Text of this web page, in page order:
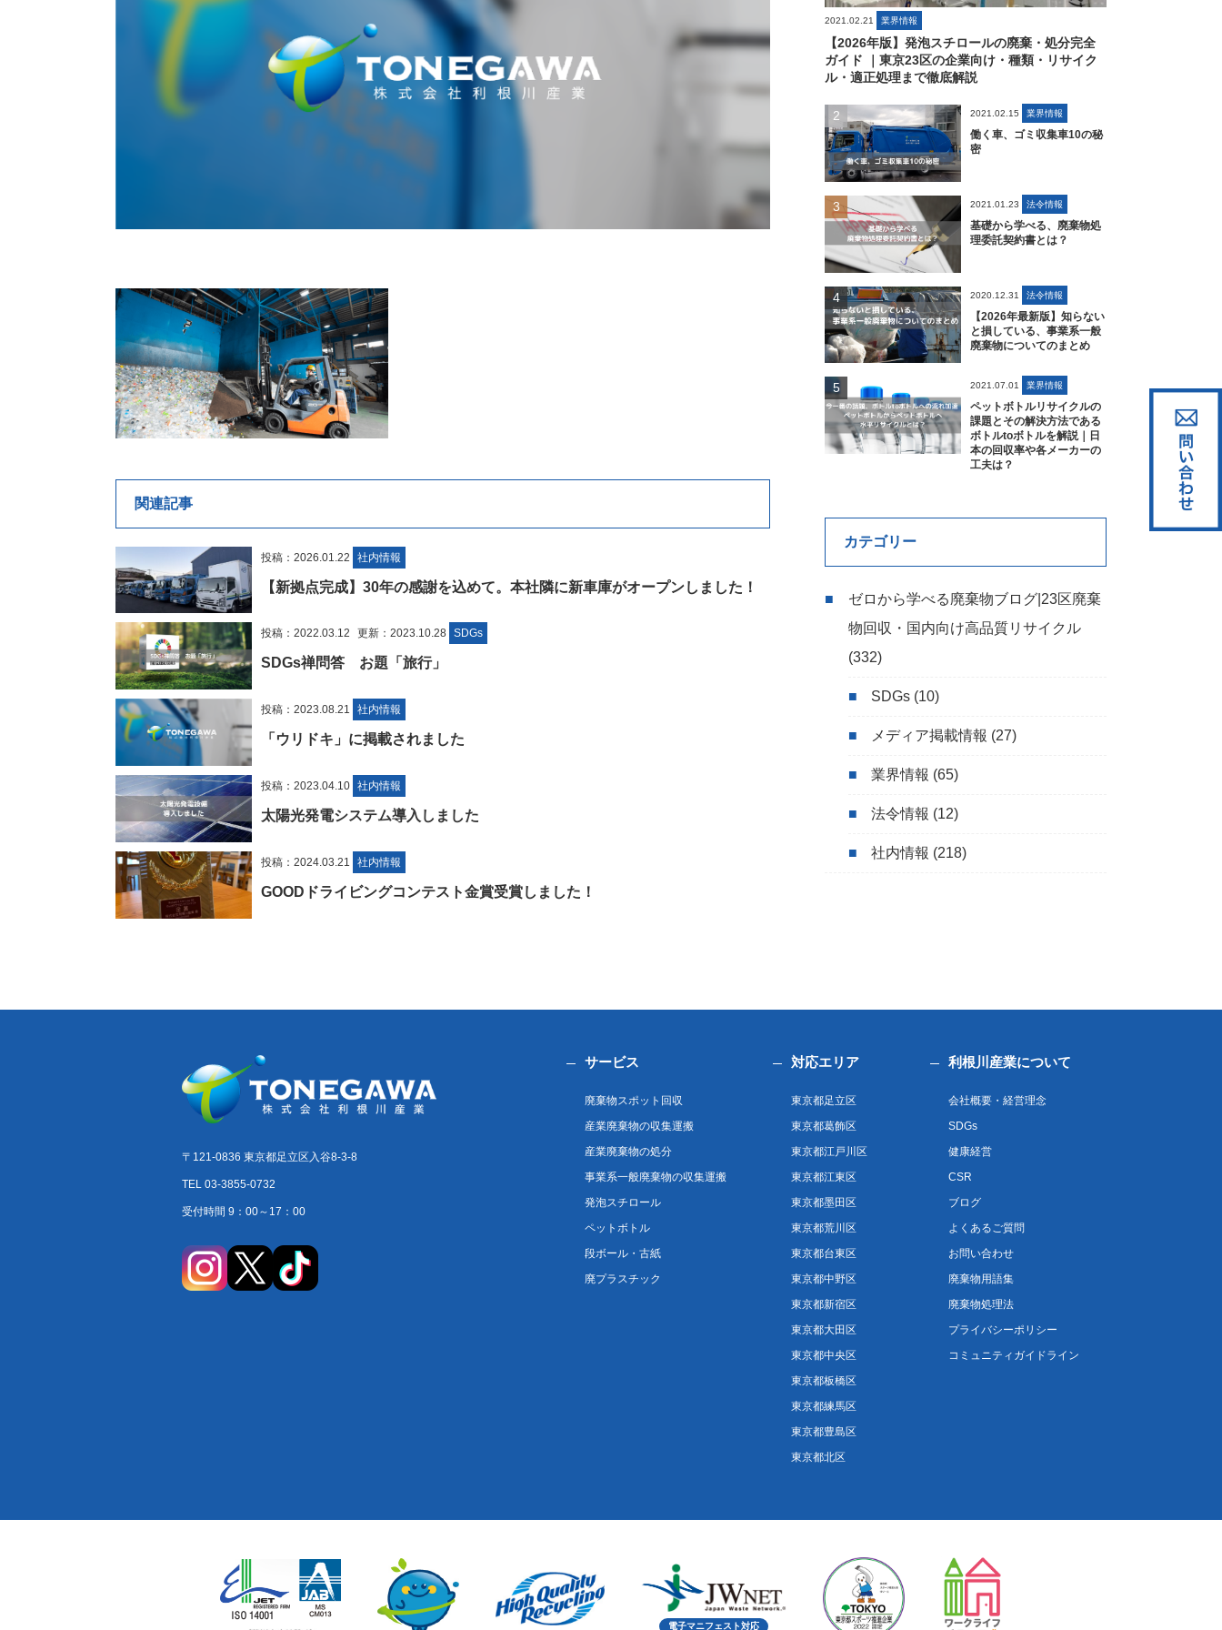
関連記事
投稿：2026.01.22 社内情報
【新拠点完成】30年の感謝を込めて。本社隣に新車庫がオープンしました！
投稿：2022.03.12 更新：2023.10.28 SDGs
SDGs禅問答 お題「旅行」
投稿：2023.08.21 社内情報
「ウリドキ」に掲載されました
投稿：2023.04.10 社内情報
太陽光発電システム導入しました
投稿：2024.03.21 社内情報
GOODドライビングコンテスト金賞受賞しました！
2021.02.21 業界情報
【2026年版】発泡スチロールの廃棄・処分完全
ガイド ｜東京23区の企業向け・種類・リサイク
ル・適正処理まで徹底解説
2021.02.15 業界情報
働く車、ゴミ収集車10の秘
密
2021.01.23 法令情報
基礎から学べる、廃棄物処
理委託契約書とは？
2020.12.31 法令情報
【2026年最新版】知らない
と損している、事業系一般
廃棄物についてのまとめ
2021.07.01 業界情報
ペットボトルリサイクルの
課題とその解決方法である
ボトルtoボトルを解説｜日
本の回収率や各メーカーの
工夫は？
カテゴリー
ゼロから学べる廃棄物ブログ|23区廃棄
物回収・国内向け高品質リサイクル
(332)
SDGs (10)
メディア掲載情報 (27)
業界情報 (65)
法令情報 (12)
社内情報 (218)
〒121-0836 東京都足立区入谷8-3-8
TEL 03-3855-0732
受付時間 9：00～17：00
サービス
廃棄物スポット回収
産業廃棄物の収集運搬
産業廃棄物の処分
事業系一般廃棄物の収集運搬
発泡スチロール
ペットボトル
段ボール・古紙
廃プラスチック
対応エリア
東京都足立区
東京都葛飾区
東京都江戸川区
東京都江東区
東京都墨田区
東京都荒川区
東京都台東区
東京都中野区
東京都新宿区
東京都大田区
東京都中央区
東京都板橋区
東京都練馬区
東京都豊島区
東京都北区
利根川産業について
会社概要・経営理念
SDGs
健康経営
CSR
ブログ
よくあるご質問
お問い合わせ
廃棄物用語集
廃棄物処理法
プライバシーポリシー
コミュニティガイドライン
電子マニフェスト対応